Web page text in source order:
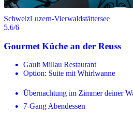
SchweizLuzern-Vierwaldstättersee
5.6/6
Gourmet Küche an der Reuss
Gault Millau Restaurant
Option: Suite mit Whirlwanne
Übernachtung im Zimmer deiner
7-Gang Abendessen